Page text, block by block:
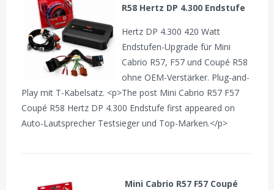
R58 Hertz DP 4.300 Endstufe
Hertz DP 4.300 420 Watt
Endstufen-Upgrade für Mini
Cabrio R57, F57 und Coupé R58
ohne OEM-Verstärker. Plug-and-
Play mit T-Kabelsatz. <p>The post Mini Cabrio R57 F57
Coupé R58 Hertz DP 4.300 Endstufe first appeared on
Auto-Lautsprecher Testsieger und Top-Marken.</p>
Mini Cabrio R57 F57 Coupé